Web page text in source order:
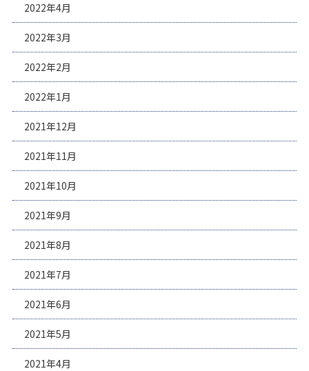
2022年4月
2022年3月
2022年2月
2022年1月
2021年12月
2021年11月
2021年10月
2021年9月
2021年8月
2021年7月
2021年6月
2021年5月
2021年4月